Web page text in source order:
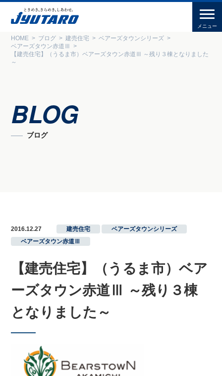
HOME ブログ 建売住宅
ベアーズタウンシリーズ
ベアーズタウン赤道Ⅲ
【建売住宅】（うるま市）ベアーズタウン赤道Ⅲ ～残り３棟となりました
～
BLOG
ブログ
2016.12.27 建売住宅 ベアーズタウンシリーズ
ベアーズタウン赤道Ⅲ
【建売住宅】（うるま市）ベア
ーズタウン赤道Ⅲ ～残り３棟
となりました～